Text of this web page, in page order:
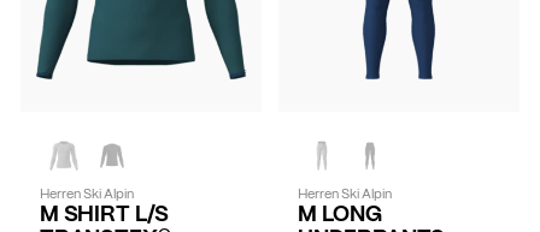
Herren Ski Alpin
M SHIRT L/S
Herren Ski Alpin
M LONG